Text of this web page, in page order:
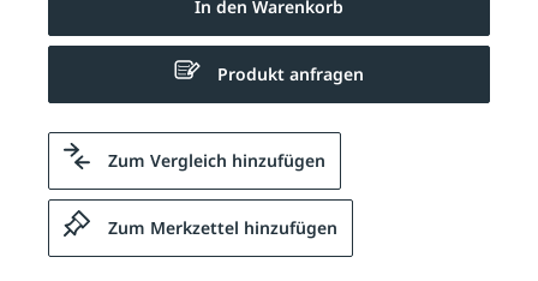
In den Warenkorb
Produkt anfragen
Zum Vergleich hinzufügen
Zum Merkzettel hinzufügen